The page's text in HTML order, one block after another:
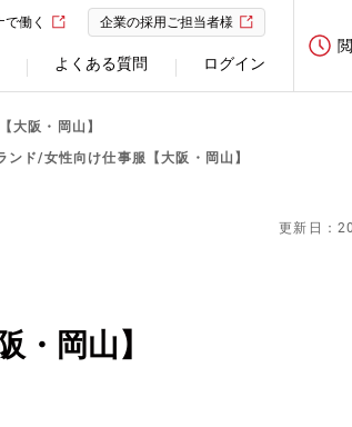
で働く 企業の採用ご担当者様
よくある質問 ログイン
大阪・岡山】
ド/女性向け仕事服【大阪・岡山】
更新日：
岡山】